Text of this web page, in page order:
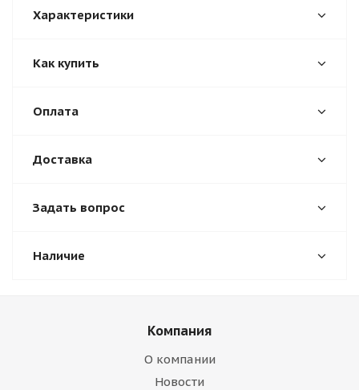
Характеристики
Как купить
Оплата
Доставка
Задать вопрос
Наличие
Компания
О компании
Новости